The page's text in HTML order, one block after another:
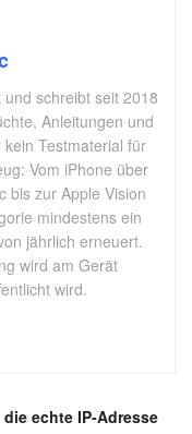
schreibt seit 2018
Anleitungen und
Testmaterial für
Vom iPhone über
bis zur Apple Vision
mindestens ein
jährlich erneuert.
wird am Gerät
wird.
echte IP-Adresse